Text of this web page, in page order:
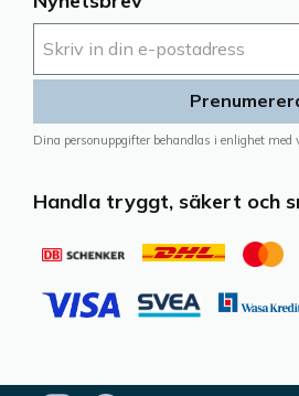
Dina personuppgifter behandlas i enlighet med
Handla tryggt, säkert och